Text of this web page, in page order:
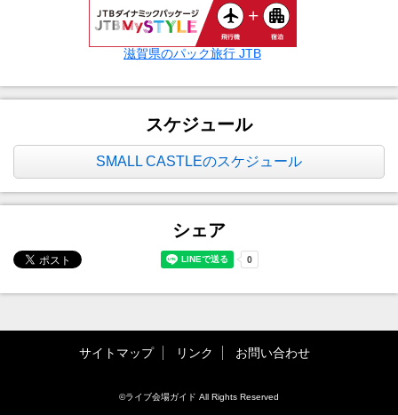
滋賀県のパック旅行 JTB
スケジュール
SMALL CASTLEのスケジュール
シェア
サイトマップ リンク お問い合わせ
©ライブ会場ガイド All Rights Reserved